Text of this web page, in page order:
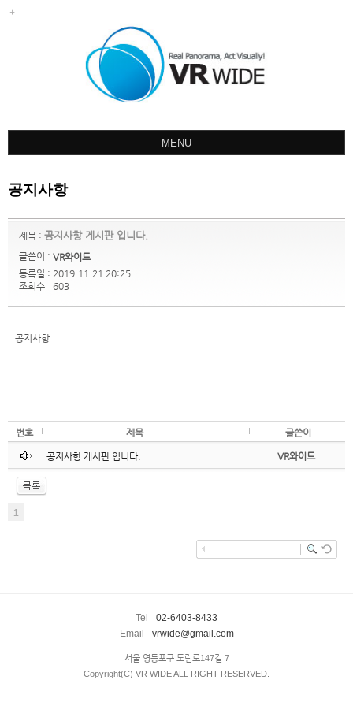
MENU
포트폴리오
오시는길
공지사항
공지사항
제목 : 공지사항 게시판 입니다.
글쓴이 : VR와이드
등록일 : 2019-11-21 20:25
조회수 : 603
공지사항
번호 제목 글쓴이
공지사항 게시판 입니다. VR와이드
1
Tel
02-6403-8433
Email
vrwide@gmail.com
서울 영등포구 도림로147길 7
Copyright(C) VR WIDE ALL RIGHT RESERVED.